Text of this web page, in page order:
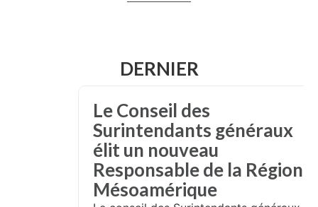
DERNIER
Le Conseil des
Surintendants généraux
élit un nouveau
Responsable de la Région
Mésoamérique